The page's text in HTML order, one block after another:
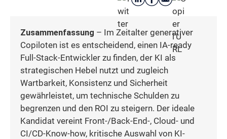
Zusammenfassung – Im Zeitalter generativer
Copiloten ist es entscheidend, einen IA-ready
Full-Stack-Entwickler zu finden, der KI als
strategischen Hebel nutzt und zugleich
Wartbarkeit, Konsistenz und Sicherheit
gewährleistet, um technische Schulden zu
begrenzen und den ROI zu steigern. Der ideale
Kandidat vereint Front-/Back-End-, Cloud- und
CI/CD-Know-how, kritische Auswahl von KI-